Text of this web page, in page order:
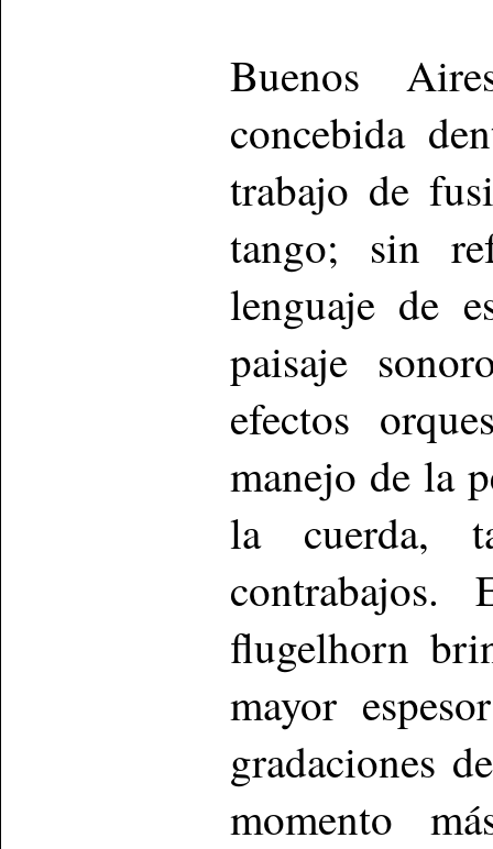
Buenos
concebida
trabajo de
tango; sin
lenguaje de
paisaje
efectos
manejo de la
la cuerda,
flugelhorn
mayor
gradaciones
momento